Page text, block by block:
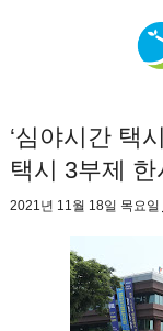
‘심야시간 택
택시 3부제 한
2021년 11월 18일 목요일